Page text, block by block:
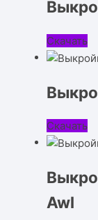
Скачать
Скачать
Awl